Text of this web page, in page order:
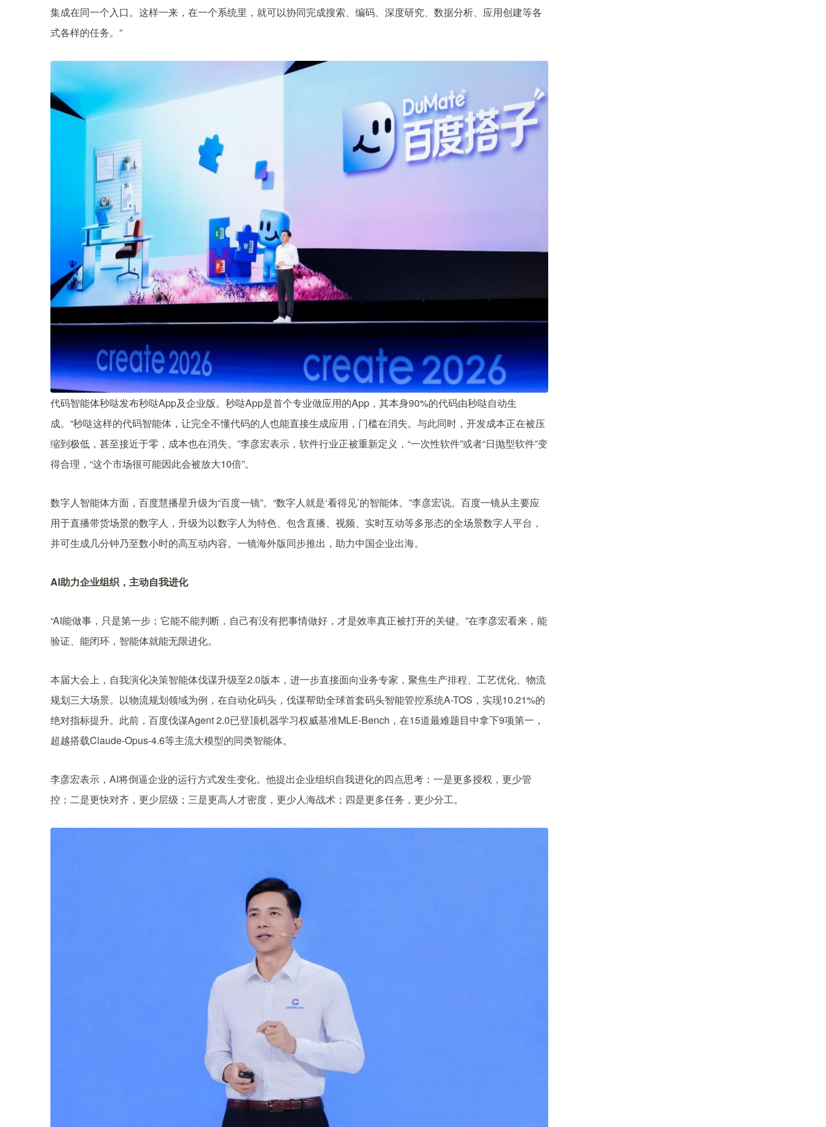
集成在同一个入口。这样一来，在一个系统里，就可以协同完成搜索、编码、深度研究、数据分析、应用创建等各
式各样的任务。”
代码智能体秒哒发布秒哒App及企业版。秒哒App是首个专业做应用的App，其本身90%的代码由秒哒自动生
成。“秒哒这样的代码智能体，让完全不懂代码的人也能直接生成应用，门槛在消失。与此同时，开发成本正在被压
缩到极低，甚至接近于零，成本也在消失。”李彦宏表示，软件行业正被重新定义，“一次性软件”或者“日抛型软件”变
得合理，“这个市场很可能因此会被放大10倍”。
数字人智能体方面，百度慧播星升级为“百度一镜”。“数字人就是‘看得见’的智能体。”李彦宏说。百度一镜从主要应
用于直播带货场景的数字人，升级为以数字人为特色、包含直播、视频、实时互动等多形态的全场景数字人平台，
并可生成几分钟乃至数小时的高互动内容。一镜海外版同步推出，助力中国企业出海。
AI助力企业组织，主动自我进化
“AI能做事，只是第一步；它能不能判断，自己有没有把事情做好，才是效率真正被打开的关键。”在李彦宏看来，能
验证、能闭环，智能体就能无限进化。
本届大会上，自我演化决策智能体伐谋升级至2.0版本，进一步直接面向业务专家，聚焦生产排程、工艺优化、物流
规划三大场景。以物流规划领域为例，在自动化码头，伐谋帮助全球首套码头智能管控系统A-TOS，实现10.21%的
绝对指标提升。此前，百度伐谋Agent 2.0已登顶机器学习权威基准MLE-Bench，在15道最难题目中拿下9项第一，
超越搭载Claude-Opus-4.6等主流大模型的同类智能体。
李彦宏表示，AI将倒逼企业的运行方式发生变化。他提出企业组织自我进化的四点思考：一是更多授权，更少管
控；二是更快对齐，更少层级；三是更高人才密度，更少人海战术；四是更多任务，更少分工。